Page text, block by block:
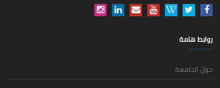
روابط هامة
حول الجامعة